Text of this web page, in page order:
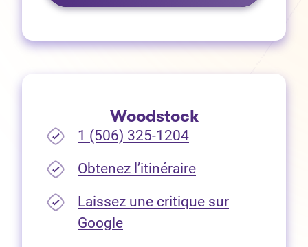
Woodstock
1 (506) 325-1204
Obtenez l’itinéraire(Ouvre dans un
Laissez une critique sur
Google(Ouvre dans un nouvel